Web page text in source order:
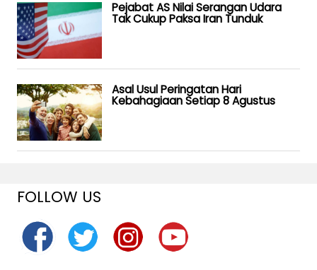
Pejabat AS Nilai Serangan Udara
Tak Cukup Paksa Iran Tunduk
Asal Usul Peringatan Hari
Kebahagiaan Setiap 8 Agustus
FOLLOW US